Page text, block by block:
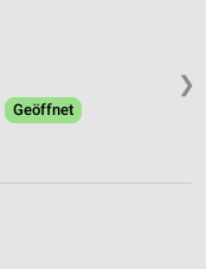
❯
Geöffnet